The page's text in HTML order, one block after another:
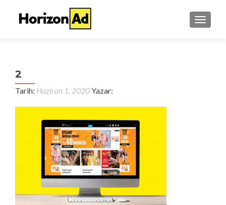
2
Tarih: Haziran 1, 2020Yazar: